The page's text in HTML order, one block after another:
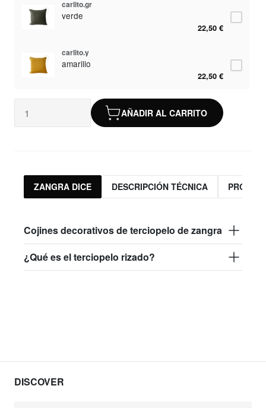
carlito.gr
verde
22,50 €
carlito.y
amarillo
22,50 €
AÑADIR AL CARRITO
ZANGRA DICE DESCRIPCIÓN TÉCNICA
Cojines decorativos de terciopelo de zangra
¿Qué es el terciopelo rizado?
DISCOVER